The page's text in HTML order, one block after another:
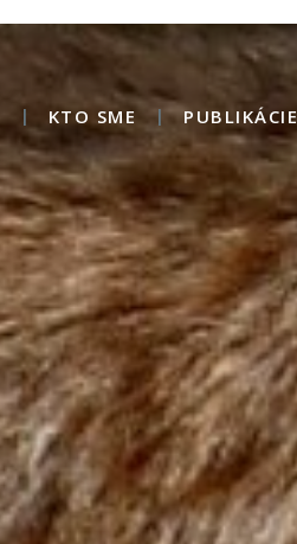
KTO SME PUBLIKÁCIE